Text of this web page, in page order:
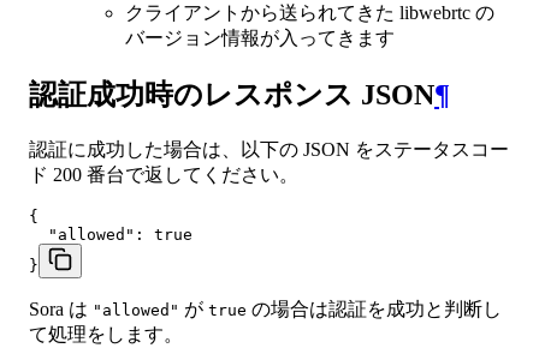
クライアントから送られてきた libwebrtc の
バージョン情報が入ってきます
認証成功時のレスポンス JSON¶
認証に成功した場合は、以下の JSON をステータスコー
ド 200 番台で返してください。
{
  "allowed": true
}
Sora は "allowed" が true の場合は認証を成功と判断し
て処理をします。